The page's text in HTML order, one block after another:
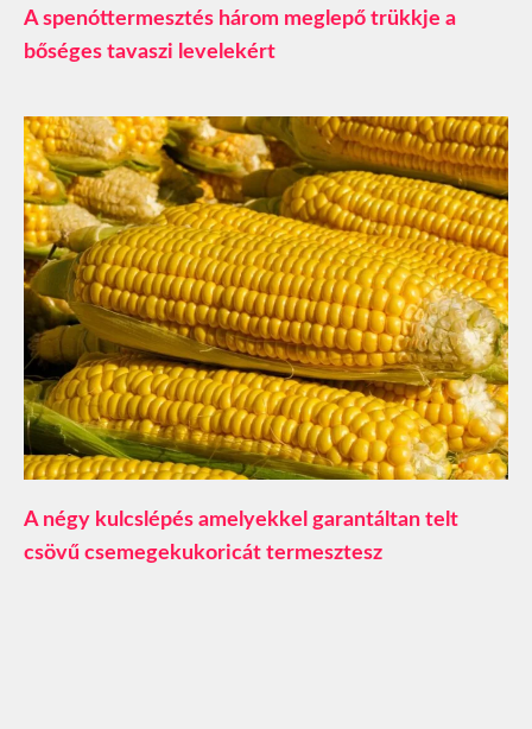
A spenóttermesztés három meglepő trükkje a
bőséges tavaszi levelekért
A négy kulcslépés amelyekkel garantáltan telt
csövű csemegekukoricát termesztesz